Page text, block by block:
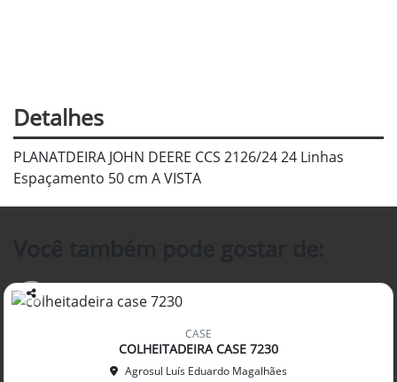
Detalhes
PLANATDEIRA JOHN DEERE CCS 2126/24 24 Linhas
Espaçamento 50 cm A VISTA
Co
CASE
COLHEITADEIRA CASE 7230
Agrosul Luís Eduardo Magalhães